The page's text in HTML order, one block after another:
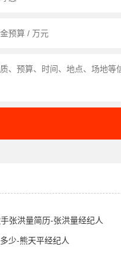
张洪量简历-张洪量经纪人
少-熊天平经纪人